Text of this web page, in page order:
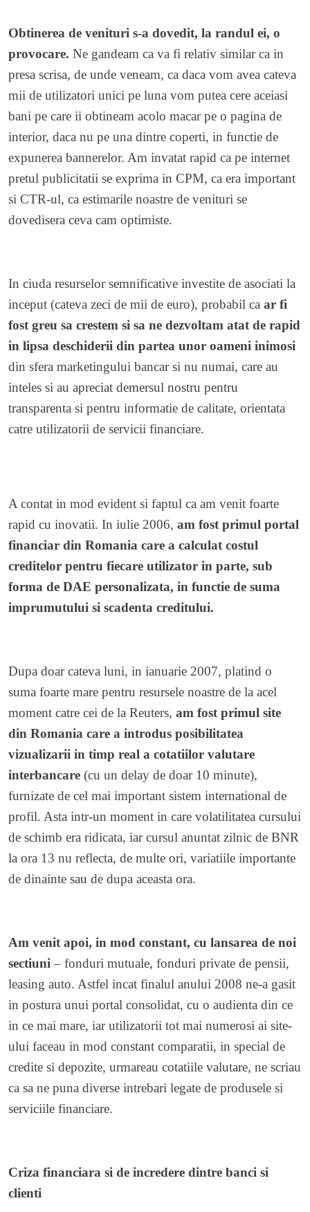
Obtinerea de venituri s-a dovedit, la randul ei, o
provocare. Ne gandeam ca va fi relativ similar ca in
presa scrisa, de unde veneam, ca daca vom avea cateva
mii de utilizatori unici pe luna vom putea cere aceiasi
bani pe care ii obtineam acolo macar pe o pagina de
interior, daca nu pe una dintre coperti, in functie de
expunerea bannerelor. Am invatat rapid ca pe internet
pretul publicitatii se exprima in CPM, ca era important
si CTR-ul, ca estimarile noastre de venituri se
dovedisera ceva cam optimiste.
In ciuda resurselor semnificative investite de asociati la
inceput (cateva zeci de mii de euro), probabil ca ar fi
fost greu sa crestem si sa ne dezvoltam atat de rapid
in lipsa deschiderii din partea unor oameni inimosi
din sfera marketingului bancar si nu numai, care au
inteles si au apreciat demersul nostru pentru
transparenta si pentru informatie de calitate, orientata
catre utilizatorii de servicii financiare.
A contat in mod evident si faptul ca am venit foarte
rapid cu inovatii. In iulie 2006, am fost primul portal
financiar din Romania care a calculat costul
creditelor pentru fiecare utilizator in parte, sub
forma de DAE personalizata, in functie de suma
imprumutului si scadenta creditului.
Dupa doar cateva luni, in ianuarie 2007, platind o
suma foarte mare pentru resursele noastre de la acel
moment catre cei de la Reuters, am fost primul site
din Romania care a introdus posibilitatea
vizualizarii in timp real a cotatiilor valutare
interbancare (cu un delay de doar 10 minute),
furnizate de cel mai important sistem international de
profil. Asta intr-un moment in care volatilitatea cursului
de schimb era ridicata, iar cursul anuntat zilnic de BNR
la ora 13 nu reflecta, de multe ori, variatiile importante
de dinainte sau de dupa aceasta ora.
Am venit apoi, in mod constant, cu lansarea de noi
sectiuni – fonduri mutuale, fonduri private de pensii,
leasing auto. Astfel incat finalul anului 2008 ne-a gasit
in postura unui portal consolidat, cu o audienta din ce
in ce mai mare, iar utilizatorii tot mai numerosi ai site-
ului faceau in mod constant comparatii, in special de
credite si depozite, urmareau cotatiile valutare, ne scriau
ca sa ne puna diverse intrebari legate de produsele si
serviciile financiare.
Criza financiara si de incredere dintre banci si
clienti